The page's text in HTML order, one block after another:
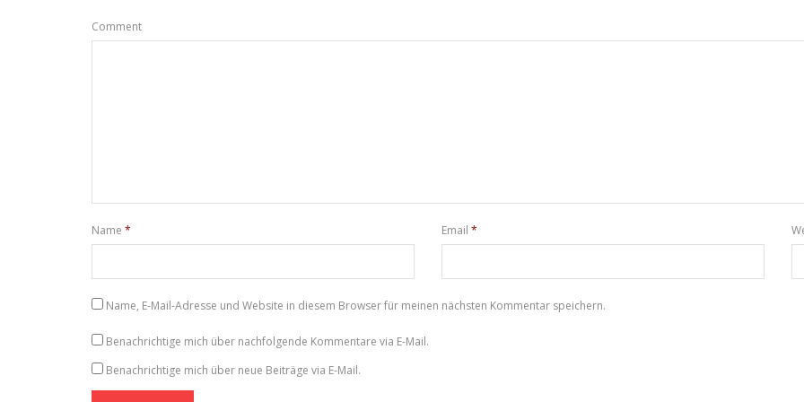
Comment
Name * Email *
Name, E-Mail-Adresse und Website in diesem Browser für meinen nächsten Kommentar speichern.
Benachrichtige mich über nachfolgende Kommentare via E-Mail.
Benachrichtige mich über neue Beiträge via E-Mail.